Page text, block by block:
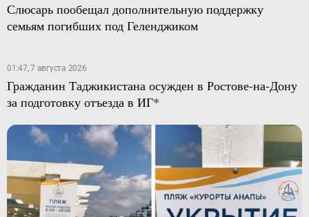
Слюсарь пообещал дополнительную поддержку
семьям погибших под Геленджиком
01:47, 7 августа 2026
Гражданин Таджикистана осужден в Ростове-на-Дону
за подготовку отъезда в ИГ*